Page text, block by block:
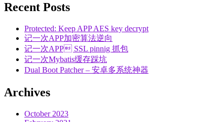
Recent Posts
Protected: Keep APP AES key decrypt
记一次APP加密算法逆向
记一次APP SSL pinnig 抓包
记一次Mybatis缓存踩坑
Dual Boot Patcher – 安卓多系统神器
Archives
October 2023